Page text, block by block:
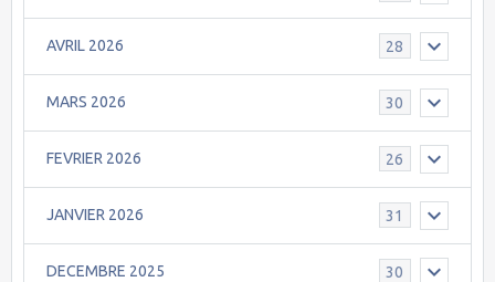
AVRIL 2026 28
MARS 2026 30
FEVRIER 2026 26
JANVIER 2026 31
DECEMBRE 2025 30